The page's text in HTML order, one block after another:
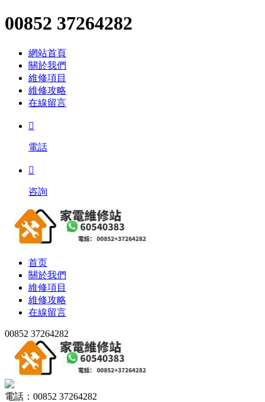
00852 37264282
網站首頁
關於我們
維修項目
維修攻略
在線留言

電話

咨詢
首页
關於我們
維修項目
維修攻略
在線留言
00852 37264282
電話：00852 37264282